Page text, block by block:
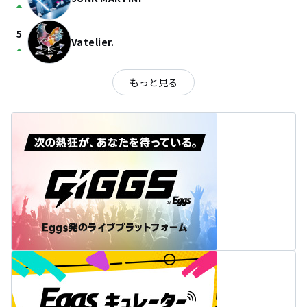
arrow_drop_up
5
arrow_drop_up Vatelier.
もっと見る